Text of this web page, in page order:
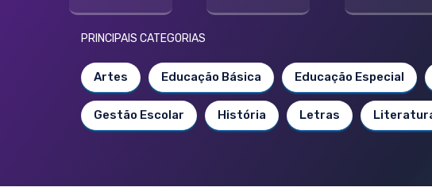
PRINCIPAIS CATEGORIAS
Artes Educação Básica Educação Especial
Gestão Escolar História Letras